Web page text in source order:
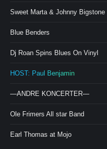
Sweet Marta & Johnny Bigstone
Blue Benders
Dj Roan Spins Blues On Vinyl
HOST: Paul Benjamin
—ANDRE KONCERTER—
Ole Frimers All star Band
Earl Thomas at Mojo